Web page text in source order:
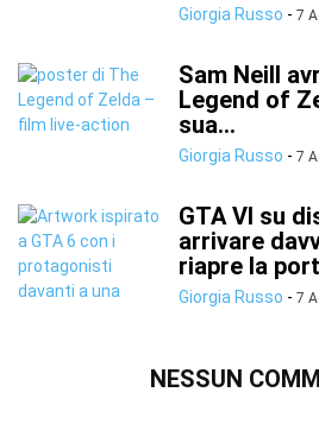
Giorgia Russo - 7
Sam Neill
Legend of
sua...
Giorgia Russo - 7
GTA VI su
arrivare
riapre la
Giorgia Russo - 7
NESSUN